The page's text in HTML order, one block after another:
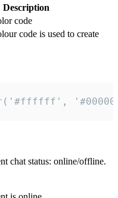
Description
code
code is used to create
chat status: online/offline.